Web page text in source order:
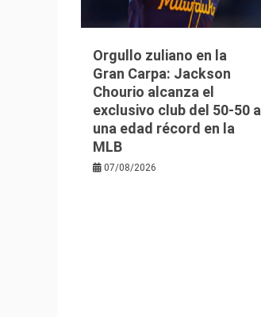
Orgullo zuliano en la
Gran Carpa: Jackson
Chourio alcanza el
exclusivo club del 50-50 a
una edad récord en la
MLB
07/08/2026